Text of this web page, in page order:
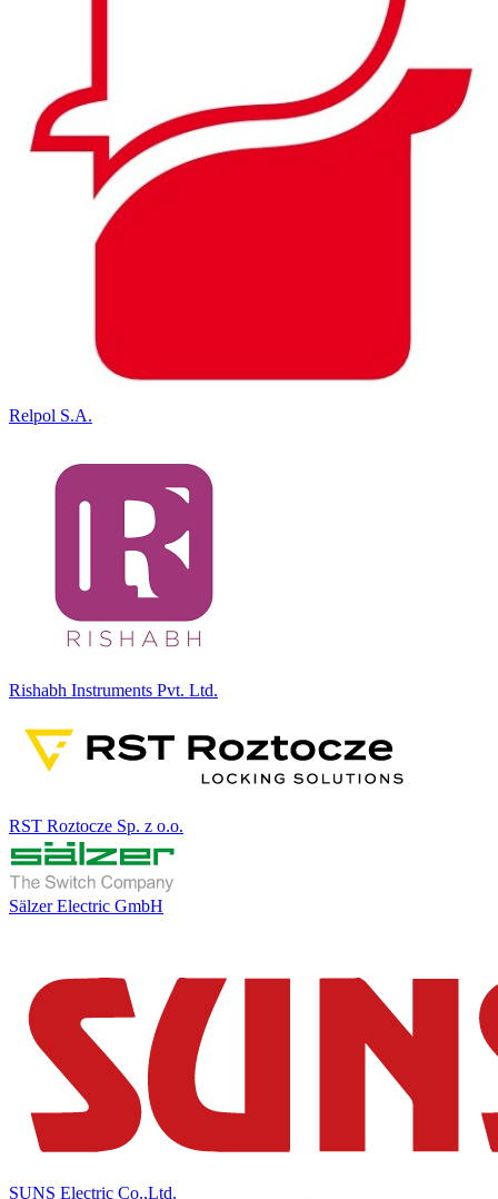
Relpol S.A.
Rishabh Instruments Pvt. Ltd.
RST Roztocze Sp. z o.o.
Sälzer Electric GmbH
SUNS Electric Co.,Ltd.